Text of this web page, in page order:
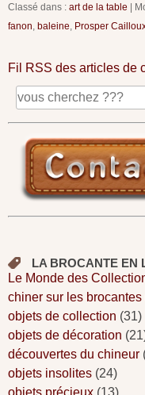
Classé dans : art de la table
fanon baleine Prosper
Fil RSS des articles de
LA BROCANTE EN
Le Monde des
chiner sur les brocantes
objets de collection (31)
objets de décoration
découvertes du chineur
objets insolites (24)
objets précieux (13)